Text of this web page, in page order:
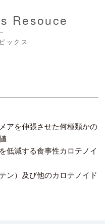
Resouce
ックス
アを伸張させた何種類かの
低減する食事性カロテノイ
ン）及び他のカロテノイド